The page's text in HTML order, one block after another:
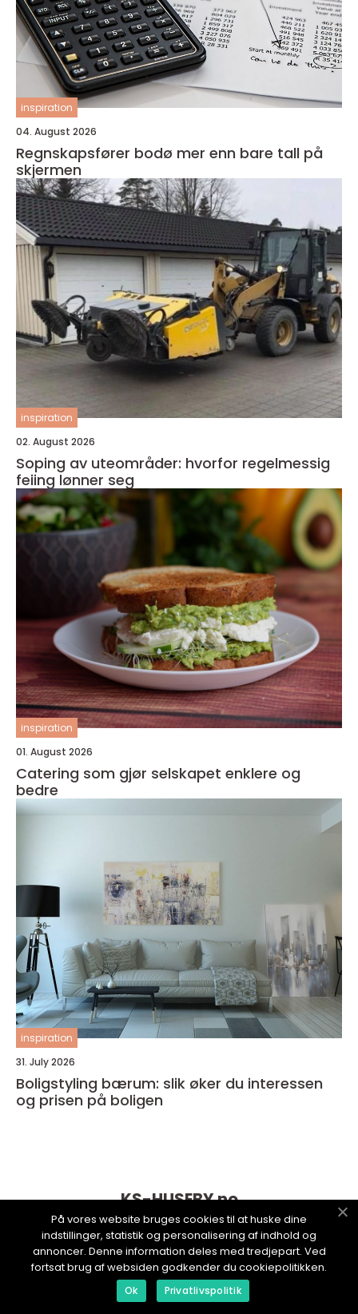
inspiration
04. August 2026
Regnskapsfører bodø mer enn bare tall på
skjermen
inspiration
02. August 2026
Soping av uteområder: hvorfor regelmessig
feiing lønner seg
inspiration
01. August 2026
Catering som gjør selskapet enklere og
bedre
inspiration
31. July 2026
Boligstyling bærum: slik øker du interessen
og prisen på boligen
KS-HUSEBY.no
På vores website bruges cookies til at huske dine
indstillinger, statistik og personalisering af indhold og
annoncer. Denne information deles med tredjepart. Ved
fortsat brug af websiden godkender du cookiepolitikken.
Ok Privatlivspolitik